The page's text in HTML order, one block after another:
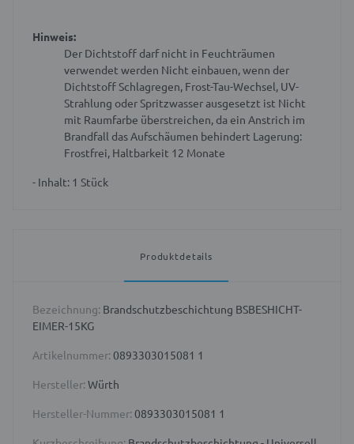
Hinweis:
Der Dichtstoff darf nicht in Feuchträumen
verwendet werden Nicht einbauen, wenn der
Dichtstoff Schlagregen, Frost-Tau-Wechsel, UV-
Strahlung oder Spritzwasser ausgesetzt ist Nicht
mit Raumfarbe überstreichen, da ein Anstrich im
Brandfall das Aufschäumen behindert Lagerung:
Frostfrei, Haltbarkeit 12 Monate
- Inhalt: 1 Stück
Produktdetails
Bezeichnung: Brandschutzbeschichtung BSBESHICHT-
EIMER-15KG
Artikelnummer: 0893303015081 1
Hersteller: Würth
Hersteller-Nummer: 0893303015081 1